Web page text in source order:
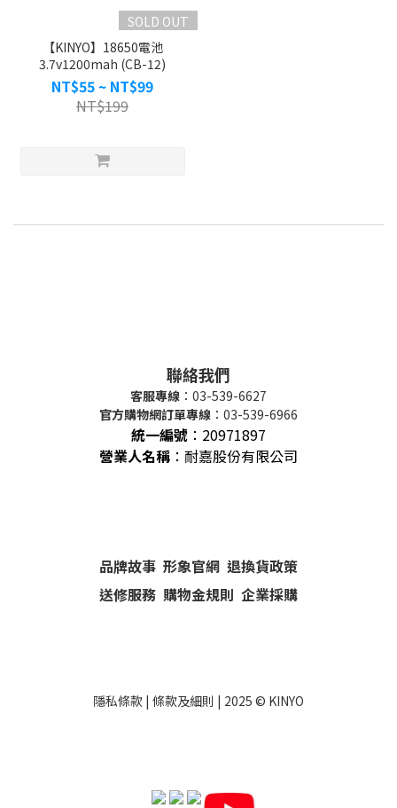
SOLD OUT
【KINYO】18650電池
3.7v1200mah (CB-12)
NT$55 ~ NT$99
NT$199
聯絡我們
客服專線 ：03-539-6627
官方購物網訂單專線 ：03-539-6966
統一編號 ： 20971897
營業人名稱 ：耐嘉股份有限公司
品牌故事 形象官網 退換貨政策
送修服務 購物金規則 企業採購
隱私條款 | 條款及細則 | 2025 © KINYO